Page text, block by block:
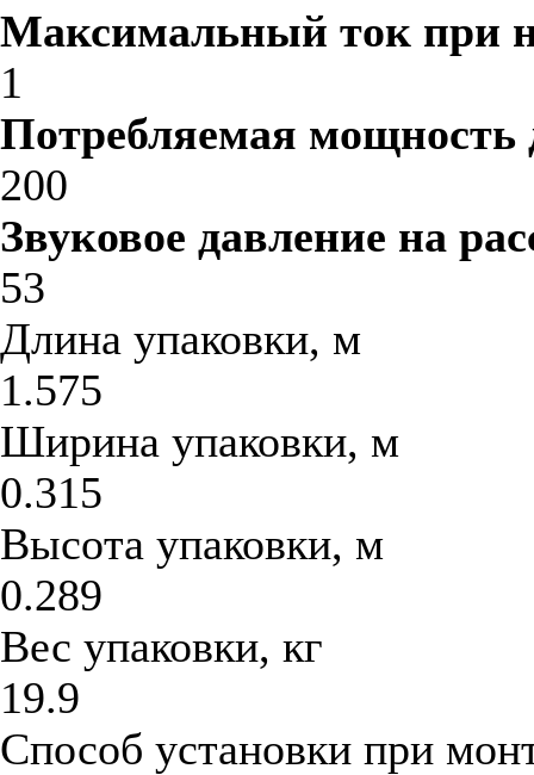
Максимальный ток при
1
Потребляемая мощность
200
Звуковое давление на
53
Длина упаковки, м
1.575
Ширина упаковки, м
0.315
Высота упаковки, м
0.289
Вес упаковки, кг
19.9
Способ установки при